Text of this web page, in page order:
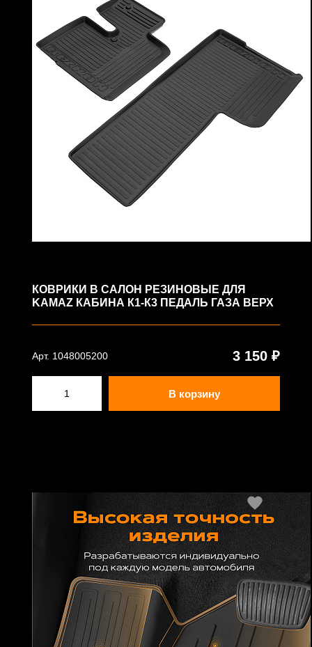
КОВРИКИ В САЛОН РЕЗИНОВЫЕ ДЛЯ
KAMAZ КАБИНА К1-К3 ПЕДАЛЬ ГАЗА ВЕРХ
Арт. 1048005200 3 150 ₽
В корзину